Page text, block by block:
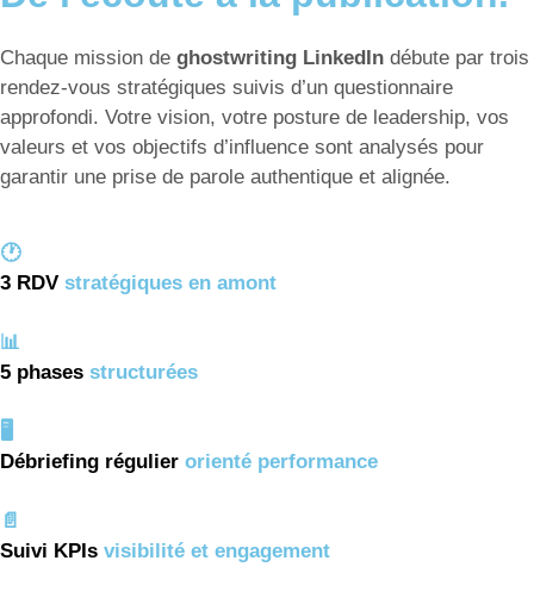
Chaque mission de ghostwriting LinkedIn débute par trois
rendez-vous stratégiques suivis d’un questionnaire
approfondi. Votre vision, votre posture de leadership, vos
valeurs et vos objectifs d’influence sont analysés pour
garantir une prise de parole authentique et alignée.
🕐
3 RDV stratégiques en amont
📊
5 phases structurées
🖥️
Débriefing régulier orienté performance
📄
Suivi KPIs visibilité et engagement